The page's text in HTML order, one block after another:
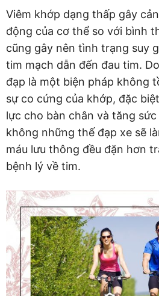
Viêm khớp dạng thấp gây
động của cơ thể so với bình
cũng gây nên tình trạng suy
tim mạch dẫn đến đau tim.
đạp là một biện pháp không
sự co cứng của khớp, đặc
lực cho bàn chân và tăng
không những thế đạp xe sẽ
máu lưu thông đều đặn hơn
bệnh lý về tim.